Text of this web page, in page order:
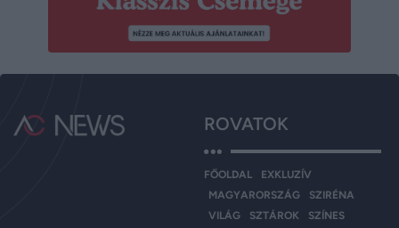
ROVATOK
FŐOLDAL
EXKLUZÍV
MAGYARORSZÁG
SZIRÉNA
VILÁG
SZTÁROK
SZÍNES